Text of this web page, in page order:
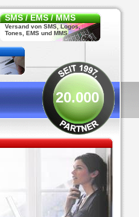
SMS / EMS / MMS
Versand von SMS, Logos,
Tones, EMS und MMS
20.000